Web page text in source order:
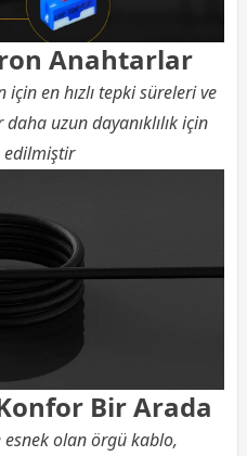
Anahtarlar
en hızlı tepki süreleri ve
uzun dayanıklılık için
Bir Arada
esnek olan örgü kablo,